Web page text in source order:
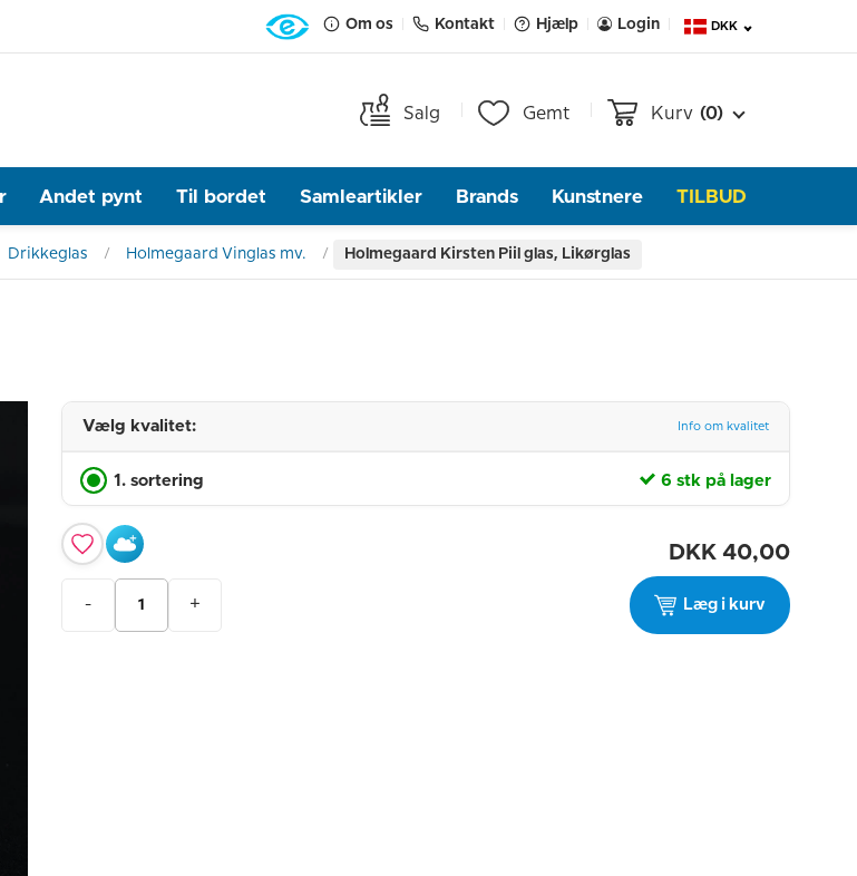
Om os Kontakt Hjælp Login DKK
Salg Gemt Kurv (0)
Andet pynt Til bordet Samleartikler Brands Kunstnere TILBUD
Drikkeglas Holmegaard Vinglas mv. Holmegaard Kirsten Piil glas, Likørglas
Vælg kvalitet: Info om kvalitet
1. sortering 6 stk på lager
DKK 40,00
- + Læg i kurv